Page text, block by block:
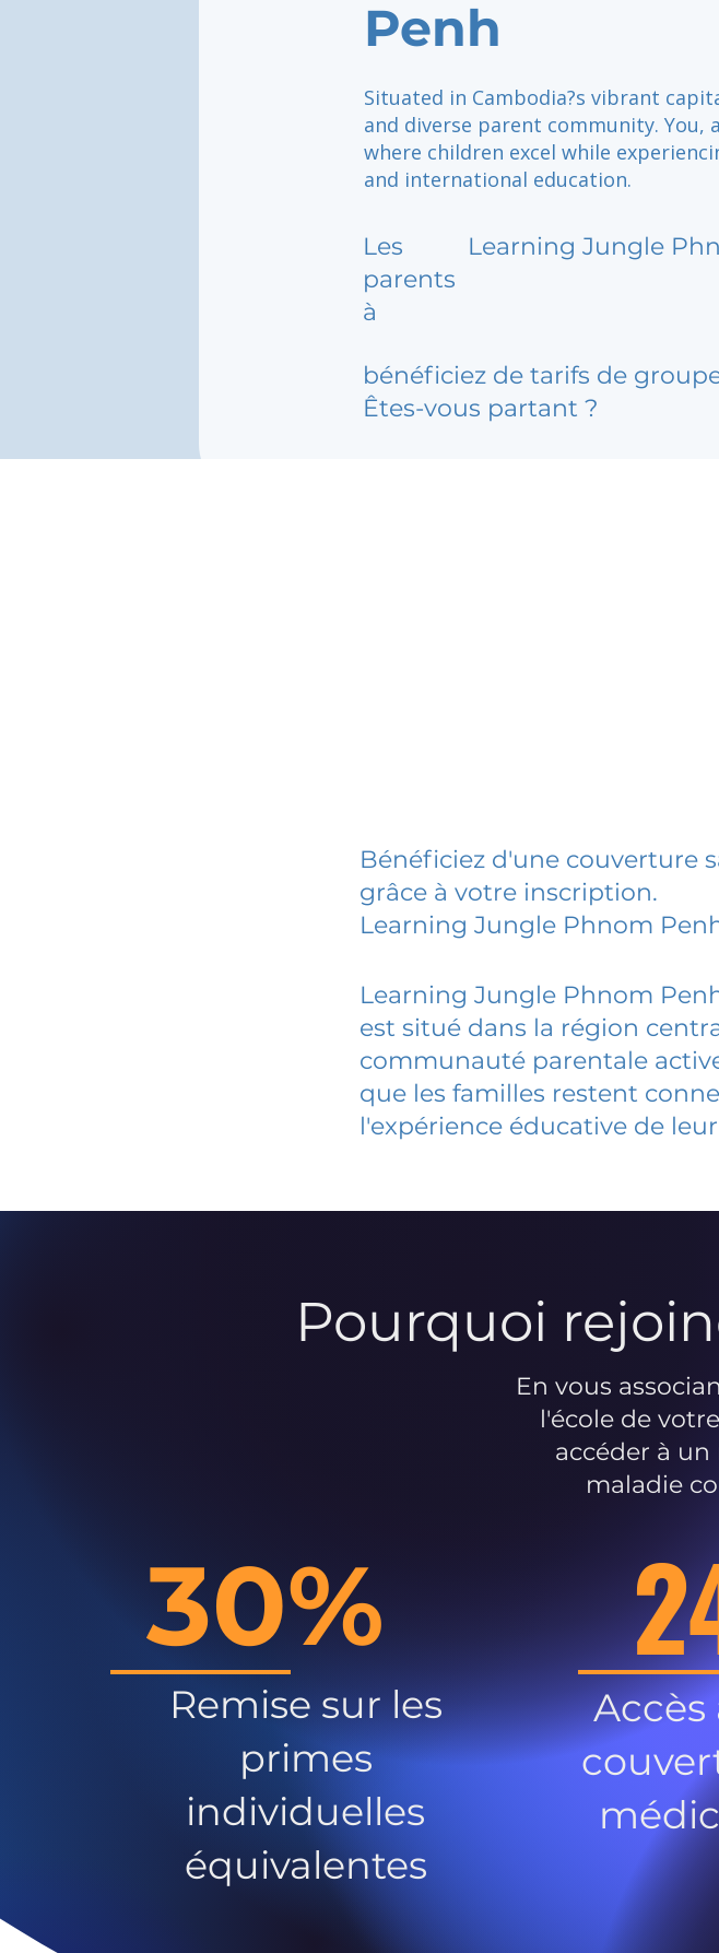
Penh
Situated in Cambodia?s vibrant
and diverse parent community. You,
where children excel while
and international education.
Les
parents
à
Learning Jungle
bénéficiez de tarifs de
Êtes-vous partant ?
Bénéficiez d'une couverture
grâce à votre inscription.
Learning Jungle Phnom
Learning Jungle Phnom
est situé dans la région
communauté parentale
que les familles restent
l'expérience éducative de
Pourquoi
En vous
l'école de
accéder à
maladie
30%
Remise sur les
primes
individuelles
équivalentes
Accès